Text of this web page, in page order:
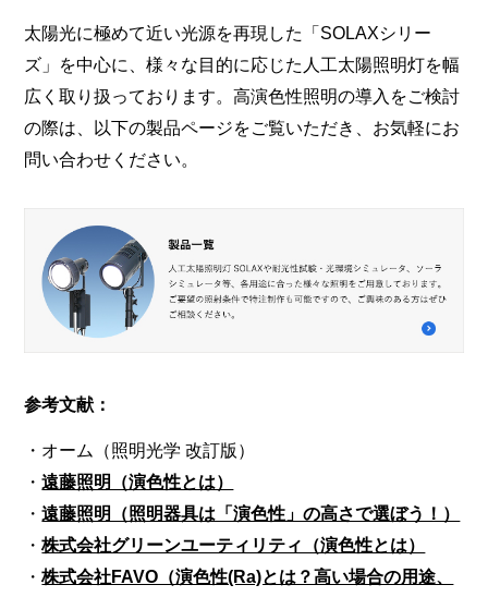
太陽光に極めて近い光源を再現した「SOLAXシリー
ズ」を中心に、様々な目的に応じた人工太陽照明灯を幅
広く取り扱っております。高演色性照明の導入をご検討
の際は、以下の製品ページをご覧いただき、お気軽にお
問い合わせください。
参考文献：
・オーム（照明光学 改訂版）
・遠藤照明（演色性とは）
・遠藤照明（照明器具は「演色性」の高さで選ぼう！）
・株式会社グリーンユーティリティ（演色性とは）
・株式会社FAVO（演色性(Ra)とは？高い場合の用途、